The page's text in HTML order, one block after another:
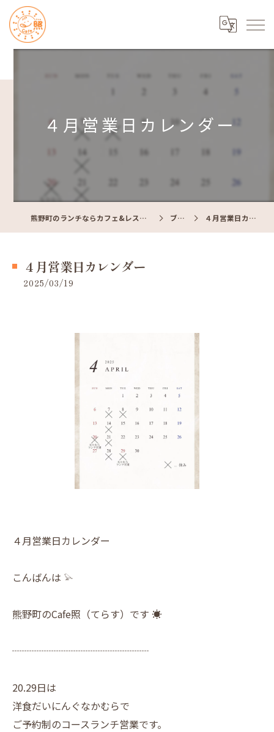
４月営業日カレンダー
熊野町のランチならカフェ&レストラン Cafe照 ブログ ４月営業日カレンダー
４月営業日カレンダー
2025/03/19
４月営業日カレンダー
こんばんは 𓅫
熊野町のCafe照（てらす）です ☀︎
┈┈┈┈┈┈┈┈┈┈┈┈┈┈
20.29日は
洋食だいにんぐなかむらで
ご予約制のコースランチ営業です。